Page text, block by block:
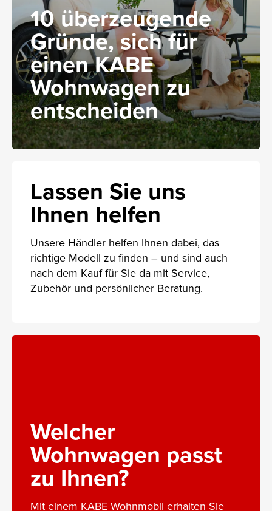
10 überzeugende
Gründe, sich für
einen KABE
Wohnwagen zu
entscheiden
Lassen Sie uns
Ihnen helfen
Unsere Händler helfen Ihnen dabei, das
richtige Modell zu finden – und sind auch
nach dem Kauf für Sie da mit Service,
Zubehör und persönlicher Beratung.
Welcher
Wohnwagen passt
zu Ihnen?
Mit einem KABE Wohnmobil erhalten Sie